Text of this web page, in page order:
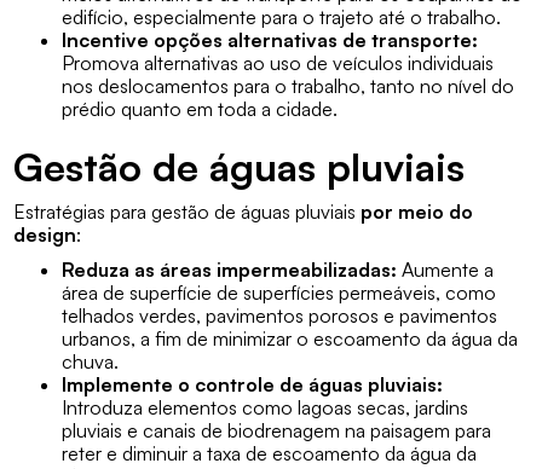
edifício, especialmente para o trajeto até o trabalho.
Incentive opções alternativas de transporte:
Promova alternativas ao uso de veículos individuais
nos deslocamentos para o trabalho, tanto no nível do
prédio quanto em toda a cidade.
Gestão de águas pluviais
Estratégias para gestão de águas pluviais por meio do
design:
Reduza as áreas impermeabilizadas: Aumente a
área de superfície de superfícies permeáveis, como
telhados verdes, pavimentos porosos e pavimentos
urbanos, a fim de minimizar o escoamento da água da
chuva.
Implemente o controle de águas pluviais:
Introduza elementos como lagoas secas, jardins
pluviais e canais de biodrenagem na paisagem para
reter e diminuir a taxa de escoamento da água da